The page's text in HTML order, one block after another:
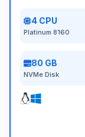
4 CPU
Platinum 8160
80 GB
NVMe Disk